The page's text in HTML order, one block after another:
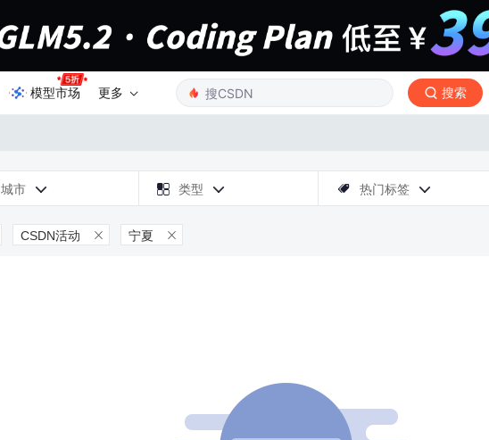
模型市场 更多 搜索
城市   类型   热门标签 
CSDN活动  宁夏 